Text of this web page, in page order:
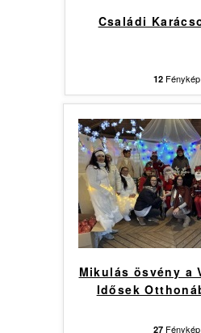
Családi
12 Fénykép
Mikulás ösvény a
Idősek
27 Fénykép